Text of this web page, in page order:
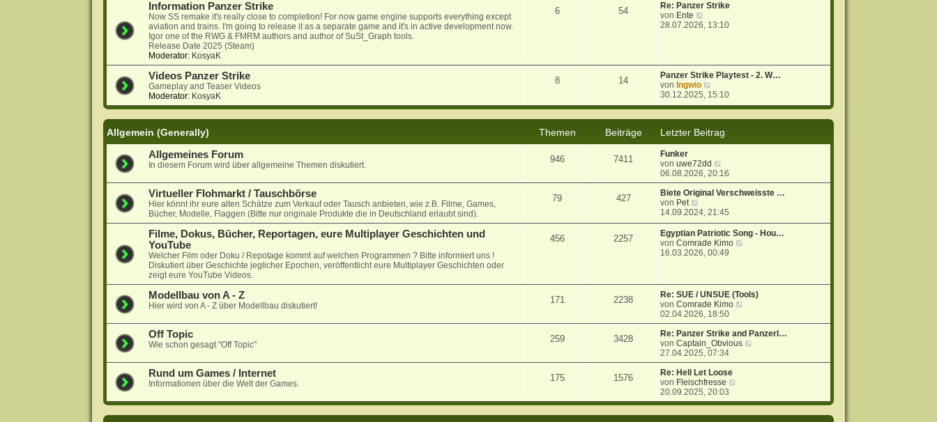
Information Panzer Strike
Now SS remake it's really close to completion! For now game engine supports everything except
aviation and trains. I'm going to release it as a separate game and it's in active development now.
Igor one of the RWG & FMRM authors and author of SuSt_Graph tools.
Release Date 2025 (Steam)
Moderator: KosyaK
6 54
Re: Panzer Strike
von Ente
e
t
e
r
B
i
t
r
28.07.2026, 13:10
Videos Panzer Strike
Gameplay and Teaser Videos
Moderator: KosyaK
8 14
Panzer Strike Playtest - 2. W…
von Ingwio
e
u
t
e
B
e
i
t
a
g
30.12.2025, 15:10
Allgemein (Generally) Themen Beiträge
Letzter Beitrag
Allgemeines Forum
In diesem Forum wird über allgemeine Themen diskutiert.
946 7411
Funker
vonuwe72dd
e
u
e
t
e
r
B
e
a
g
06.08.2026, 20:16
Virtueller Flohmarkt / Tauschbörse
Hier könnt ihr eure alten Schätze zum Verkauf oder Tausch anbieten, wie z.B. Filme, Games,
Bücher, Modelle, Flaggen (Bitte nur originale Produkte die in Deutschland erlaubt sind).
79 427
Biete Original Verschweisste …
von Pet
e
u
e
s
t
e
i
t
r
g
14.09.2024, 21:45
Filme, Dokus, Bücher, Reportagen, eure Multiplayer Geschichten und
YouTube
Welcher Film oder Doku / Repotage kommt auf welchen Programmen ? Bitte informiert uns !
Diskutiert über Geschichte jeglicher Epochen, veröffentlicht eure Multiplayer Geschichten oder
zeigt eure YouTube Videos.
456 2257
Egyptian Patriotic Song - Hou…
vonComrade Kimo
t
e
i
16.03.2026, 00:49
Modellbau von A - Z
Hier wird von A - Z über Modellbau diskutiert!
171 2238
Re: SUE / UNSUE (Tools)
vonComrade Kimo
u
e
s
e
i
02.04.2026, 18:50
Off Topic
Wie schon gesagt "Off Topic"
259 3428
Re: Panzer Strike and Panzerl…
vonCaptain_Obvious
u
e
27.04.2025, 07:34
Rund um Games / Internet
Informationen über die Welt der Games.
175 1576
Re: Hell Let Loose
von Fleischfresse
u
20.09.2025, 20:03